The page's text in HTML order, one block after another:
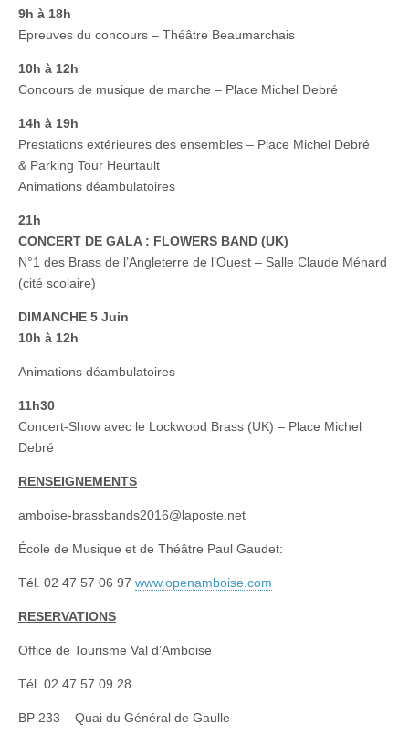
9h à 18h
Epreuves du concours – Théâtre Beaumarchais
10h à 12h
Concours de musique de marche – Place Michel Debré
14h à 19h
Prestations extérieures des ensembles – Place Michel Debré
& Parking Tour Heurtault
Animations déambulatoires
21h
CONCERT DE GALA : FLOWERS BAND (UK)
N°1 des Brass de l’Angleterre de l’Ouest – Salle Claude Ménard
(cité scolaire)
DIMANCHE 5 Juin
10h à 12h
Animations déambulatoires
11h30
Concert-Show avec le Lockwood Brass (UK) – Place Michel
Debré
RENSEIGNEMENTS
amboise-brassbands2016@laposte.net
École de Musique et de Théâtre Paul Gaudet:
Tél. 02 47 57 06 97 www.openamboise.com
RESERVATIONS
Office de Tourisme Val d’Amboise
Tél. 02 47 57 09 28
BP 233 – Quai du Général de Gaulle